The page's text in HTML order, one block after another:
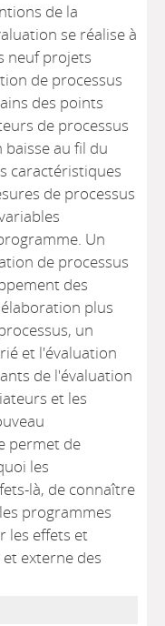
de la
se réalise à
neuf projets
de processus
des points
de processus
au fil du
caractéristiques
de processus
Un
de processus
des
plus
un
et l'évaluation
de l'évaluation
et les
permet de
les
là, de connaître
programmes
les effets et
externe des